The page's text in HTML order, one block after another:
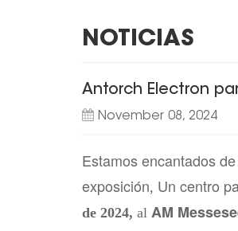
NOTICIAS
Antorch Electron
November 08, 2024
Estamos encantados
exposición, Un centro
de 2024, al AM